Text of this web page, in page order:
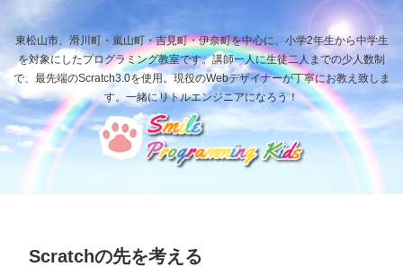
東松山市、滑川町・嵐山町・吉見町・伊奈町を中心に、小学2年生から中学生
を対象にしたプログラミング教室です。講師一人に生徒二人までの少人数制
で、最先端のScratch3.0を使用。現役のWebデザイナーが丁寧にお教え致しま
す。一緒にリトルエンジニアになろう！
Scratchの先を考える